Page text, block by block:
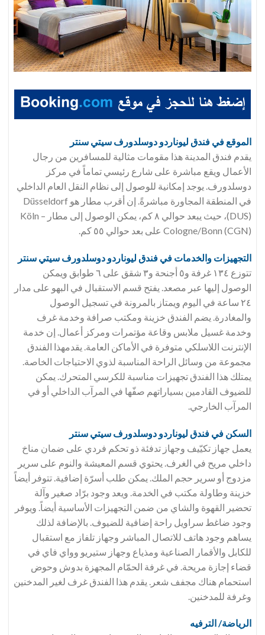
الموقع في فندق ليوناردو دوسلدورف سيتي سنتر
يقدم فندق المدينة هذا مقومات مثالية للمسافرين من رجال
الأعمال ويقع مباشرة على شارع رئيسي تماماً في مركز
دوسلدورف. يوجد إمكانية للوصول إلى نظام النقل العام الداخلي
في المنطقة المجاورة مباشرةً. إن أقرب مطار هو Düsseldorf
(DUS)، حيث يبعد حوالي ٨ كم، يمكن الوصول إلى مطار Köln –
Cologne/Bonn (CGN) على بعد حوالي ٥٥ كم.
التجهيزات والخدمات في فندق ليوناردو دوسلدورف سيتي سنتر
تتوزع ١٣٤ غرفة و٥ أجنحة و٣ شقق على ٦ طوابق ويمكن
الوصول إليها عبر مصعد. يفتح قسم الاستقبال في البهو على مدار
٢٤ ساعة في اليوم ويمتاز بالمرونة في تسجيل الوصول
والمغادرة. يضم الفندق خزينة ومكتب صرافة وخدمة غرف
وخدمة غسيل ملابس وقاعة مؤتمرات ومركز أعمال. إن خدمة
الإنترنت اللاسلكي متوفرة في الأماكن العامة. يقدمهذا الفندق
مجموعة من وسائل الراحة المناسبة لذوي الاحتياجات الخاصة.
يمتلك هذا الفندق تجهيزات مناسبة للكرسي المتحرك. يمكن
للضيوف القادمين بسياراتهم صفّها في المرآب الداخلي أو في
المرآب الخارجي.
السكن في فندق ليوناردو دوسلدورف سيتي سنتر
يعمل جهاز تكيّيف وجهاز تدفئة ذو تحكم فردي على ضمان مناخ
داخلي مريح في الغرف. يحتوي قسم المعيشة والنوم على سرير
مزدوج أو سرير حجم الملك. يمكن طلب أسرّة إضافية. تتوفر أيضاً
خزينة وطاولة مكتب في الخدمة. ويعد وجود برّاد صغير وآلة
تحضير القهوة والشاي من ضمن التجهيزات الأساسية أيضاً. ويوفر
وجود ضاغط سراويل راحة إضافية للضيوف. بالإضافة لذلك
يساهم وجود هاتف للاتصال المباشر وجهاز تلفاز مع استقبال
للكابل والأقمار الصناعية ومذياع وجهاز ستيريو وواي فاي في
قضاء إجازة مريحة. في غرفة الحمّام المجهزة بدوش وحوض
استحمام هناك مجفف شعر. يقدم هذا الفندق غرف لغير المدخنين
وغرفة للمدخنين.
الرياضة/ الترفيه